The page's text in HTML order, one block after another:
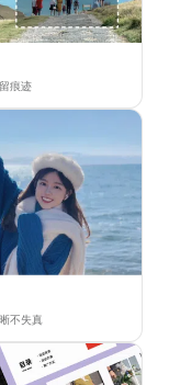
痕迹
不失真